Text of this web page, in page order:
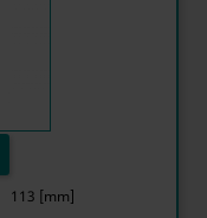
113 [mm]